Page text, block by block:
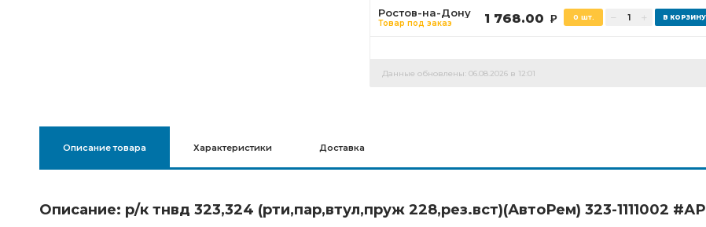
Ростов-на-Дону
Товар под заказ 1 768.00 Р 0 шт.
Данные обновлены: 06.08.2026 в 12:01
Описание товара Характеристики Доставка
Описание: р/к тнвд 323,324 (рти,пар,втул,пруж 228,рез.вст)(АвтоРем) 323-1111002 #АР